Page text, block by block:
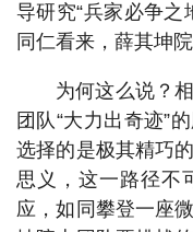
导研究“兵家必争之
同仁看来，薛其坤
为何这么说？
团队“大力出奇迹”
选择的是极其精巧
思义，这一路径不
应，如同攀登一座